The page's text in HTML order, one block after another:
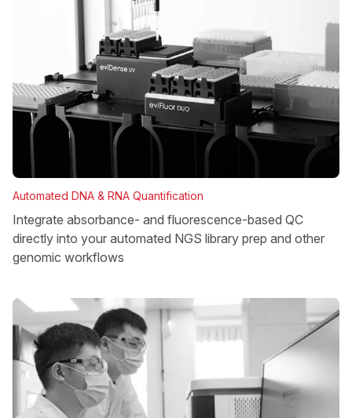
Automated DNA & RNA Quantification
Integrate absorbance- and fluorescence-based QC
directly into your automated NGS library prep and other
genomic workflows